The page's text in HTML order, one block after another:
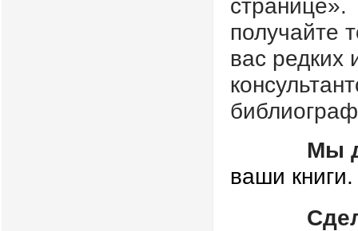
получайте
вас редких
Мы
ваши книги.